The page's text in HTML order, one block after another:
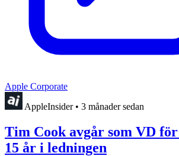
Apple Corporate
AppleInsider • 3 månader sedan
Tim Cook avgår som VD
15 år i ledningen